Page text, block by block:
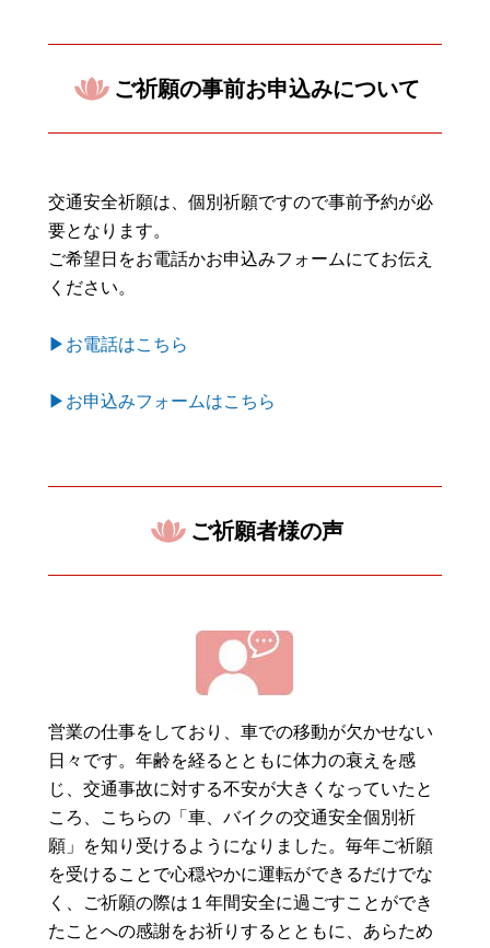
ご祈願の事前お申込みについて
交通安全祈願は、個別祈願ですので事前予約が必
要となります。
ご希望日をお電話かお申込みフォームにてお伝え
ください。
▶お電話はこちら
▶お申込みフォームはこちら
ご祈願者様の声
営業の仕事をしており、車での移動が欠かせない
日々です。年齢を経るとともに体力の衰えを感
じ、交通事故に対する不安が大きくなっていたと
ころ、こちらの「車、バイクの交通安全個別祈
願」を知り受けるようになりました。毎年ご祈願
を受けることで心穏やかに運転ができるだけでな
く、ご祈願の際は１年間安全に過ごすことができ
たことへの感謝をお祈りするとともに、あらため